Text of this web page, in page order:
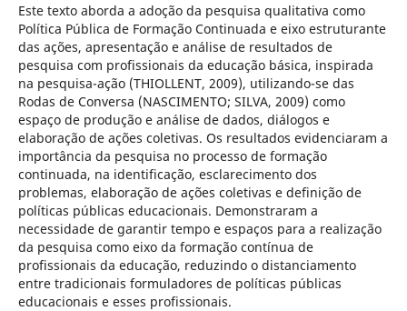
Este texto aborda a adoção da pesquisa qualitativa como
Política Pública de Formação Continuada e eixo estruturante
das ações, apresentação e análise de resultados de
pesquisa com profissionais da educação básica, inspirada
na pesquisa-ação (THIOLLENT, 2009), utilizando-se das
Rodas de Conversa (NASCIMENTO; SILVA, 2009) como
espaço de produção e análise de dados, diálogos e
elaboração de ações coletivas. Os resultados evidenciaram a
importância da pesquisa no processo de formação
continuada, na identificação, esclarecimento dos
problemas, elaboração de ações coletivas e definição de
políticas públicas educacionais. Demonstraram a
necessidade de garantir tempo e espaços para a realização
da pesquisa como eixo da formação contínua de
profissionais da educação, reduzindo o distanciamento
entre tradicionais formuladores de políticas públicas
educacionais e esses profissionais.